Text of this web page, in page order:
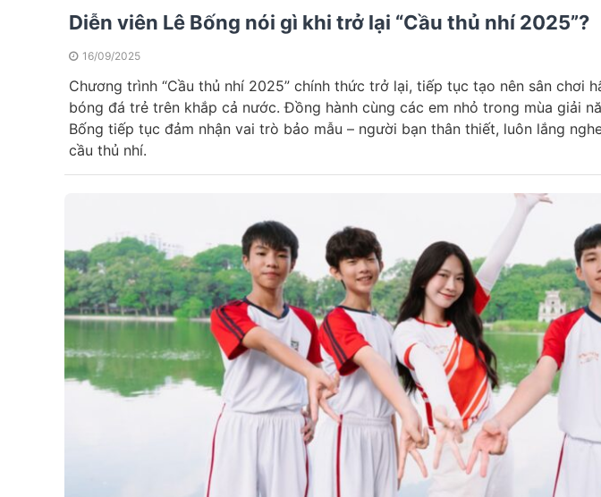
Diễn viên Lê Bống nói gì khi trở lại “Cầu thủ nhí 2025”?
16/09/2025
Chương trình “Cầu thủ nhí 2025” chính thức trở lại, tiếp tục tạo nên sân chơi
bóng đá trẻ trên khắp cả nước. Đồng hành cùng các em nhỏ trong mùa giải
Bống tiếp tục đảm nhận vai trò bảo mẫu – người bạn thân thiết, luôn lắng
cầu thủ nhí.